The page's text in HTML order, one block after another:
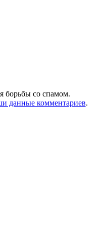
борьбы со спамом.
данные комментариев.